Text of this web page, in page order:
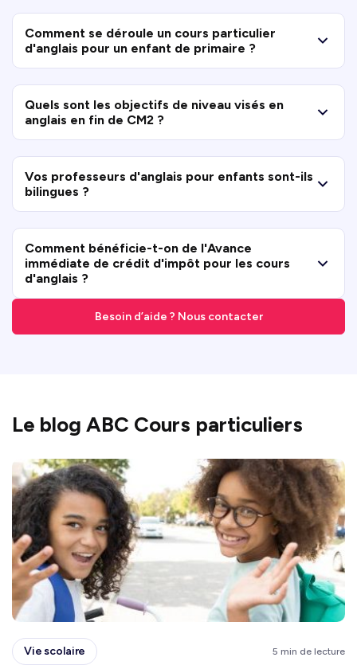
Comment se déroule un cours particulier
d'anglais pour un enfant de primaire ?
Quels sont les objectifs de niveau visés en
anglais en fin de CM2 ?
Vos professeurs d'anglais pour enfants sont-ils
bilingues ?
Comment bénéficie-t-on de l'Avance
immédiate de crédit d'impôt pour les cours
d'anglais ?
Besoin d’aide ? Nous contacter
Le blog ABC Cours particuliers
Vie scolaire 5 min de lecture